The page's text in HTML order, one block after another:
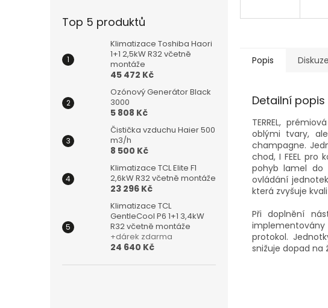
Top 5 produktů
Klimatizace Toshiba Haori
1+1 2,5kW R32 včetně
montáže
45 472 Kč
Ozónový Generátor Black
3000
5 808 Kč
Čistička vzduchu Haier 500
m3/h
8 500 Kč
Klimatizace TCL Elite F1
2,6kW R32 včetně montáže
23 296 Kč
Klimatizace TCL
GentleCool P6 1+1 3,4kW
R32 včetně montáže
+dárek zdarma
24 640 Kč
Popis Diskuze
Detailní
TERREL,
oblými tvary,
champagne.
chod, I FEEL
pohyb lamel do
ovládání
která zvyšuje
Při doplnění
protokol.
snižuje dopad na